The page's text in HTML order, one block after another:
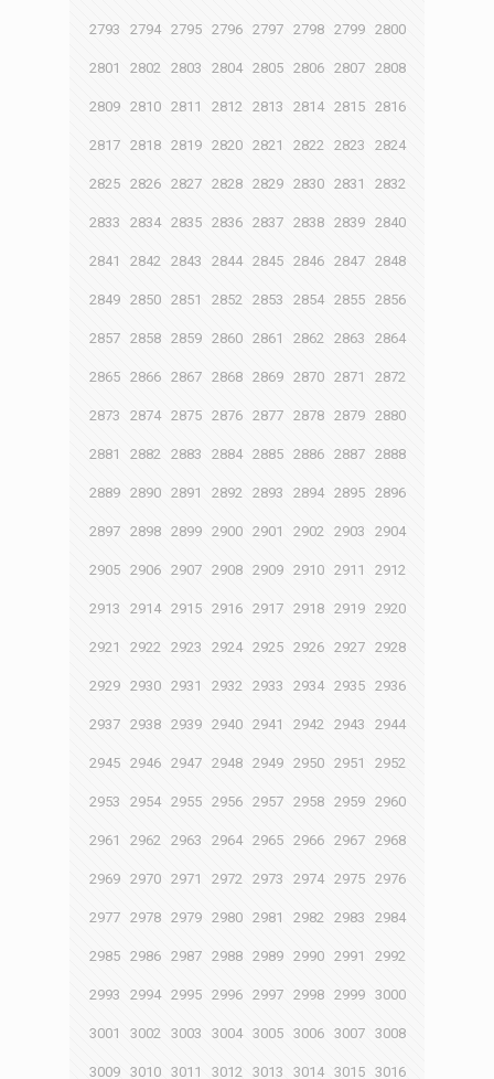
2793 2794 2795 2796 2797 2798 2799 2800
2801 2802 2803 2804 2805 2806 2807 2808
2809 2810 2811 2812 2813 2814 2815 2816
2817 2818 2819 2820 2821 2822 2823 2824
2825 2826 2827 2828 2829 2830 2831 2832
2833 2834 2835 2836 2837 2838 2839 2840
2841 2842 2843 2844 2845 2846 2847 2848
2849 2850 2851 2852 2853 2854 2855 2856
2857 2858 2859 2860 2861 2862 2863 2864
2865 2866 2867 2868 2869 2870 2871 2872
2873 2874 2875 2876 2877 2878 2879 2880
2881 2882 2883 2884 2885 2886 2887 2888
2889 2890 2891 2892 2893 2894 2895 2896
2897 2898 2899 2900 2901 2902 2903 2904
2905 2906 2907 2908 2909 2910 2911 2912
2913 2914 2915 2916 2917 2918 2919 2920
2921 2922 2923 2924 2925 2926 2927 2928
2929 2930 2931 2932 2933 2934 2935 2936
2937 2938 2939 2940 2941 2942 2943 2944
2945 2946 2947 2948 2949 2950 2951 2952
2953 2954 2955 2956 2957 2958 2959 2960
2961 2962 2963 2964 2965 2966 2967 2968
2969 2970 2971 2972 2973 2974 2975 2976
2977 2978 2979 2980 2981 2982 2983 2984
2985 2986 2987 2988 2989 2990 2991 2992
2993 2994 2995 2996 2997 2998 2999 3000
3001 3002 3003 3004 3005 3006 3007 3008
3009 3010 3011 3012 3013 3014 3015 3016